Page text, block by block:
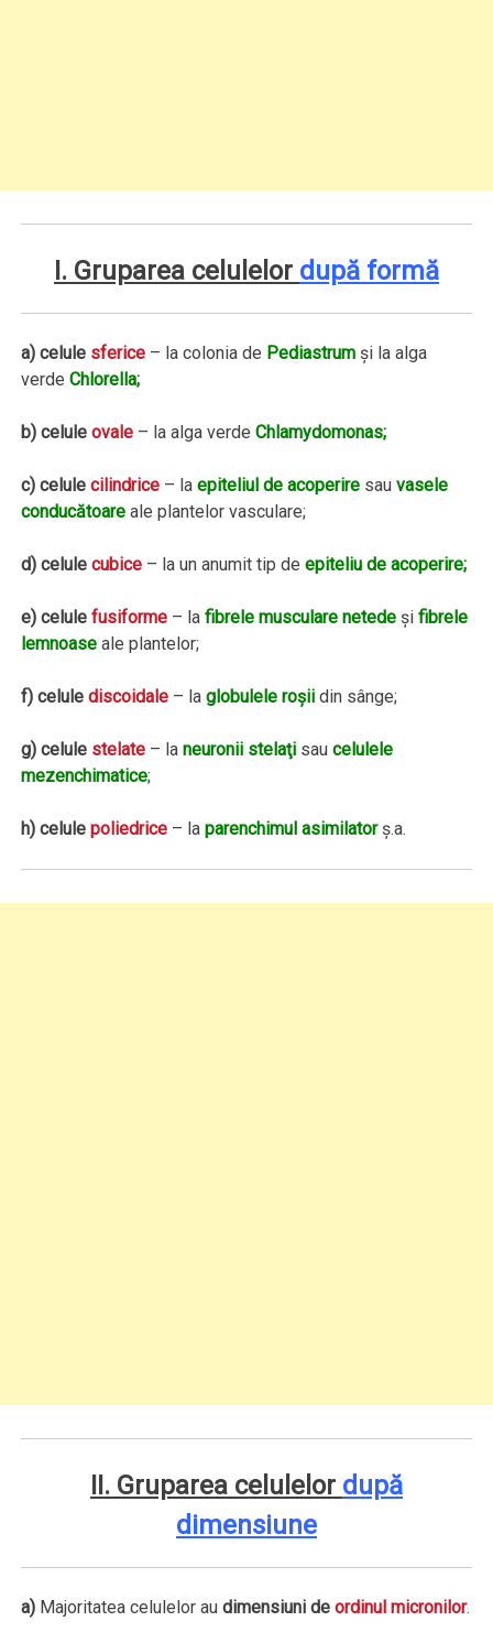
I. Gruparea celulelor după formă
a) celule sferice – la colonia de Pediastrum şi la alga
verdeChlorella;
b) celule ovale – la alga verdeChlamydomonas;
c) celule cilindrice – laepiteliul de acoperire sauvasele
conducătoare ale plantelor vasculare;
d) celule cubice – la un anumit tip deepiteliu de acoperire;
e) celule fusiforme – lafibrele musculare netede şifibrele
lemnoase ale plantelor;
f) celule discoidale – laglobulele roşii din sânge;
g) celule stelate – laneuronii stelaţi saucelulele
mezenchimatice;
h) celule poliedrice – laparenchimul asimilatorş.a.
II. Gruparea celulelor după
dimensiune
a) Majoritatea celulelor audimensiuni deordinul micronilor.